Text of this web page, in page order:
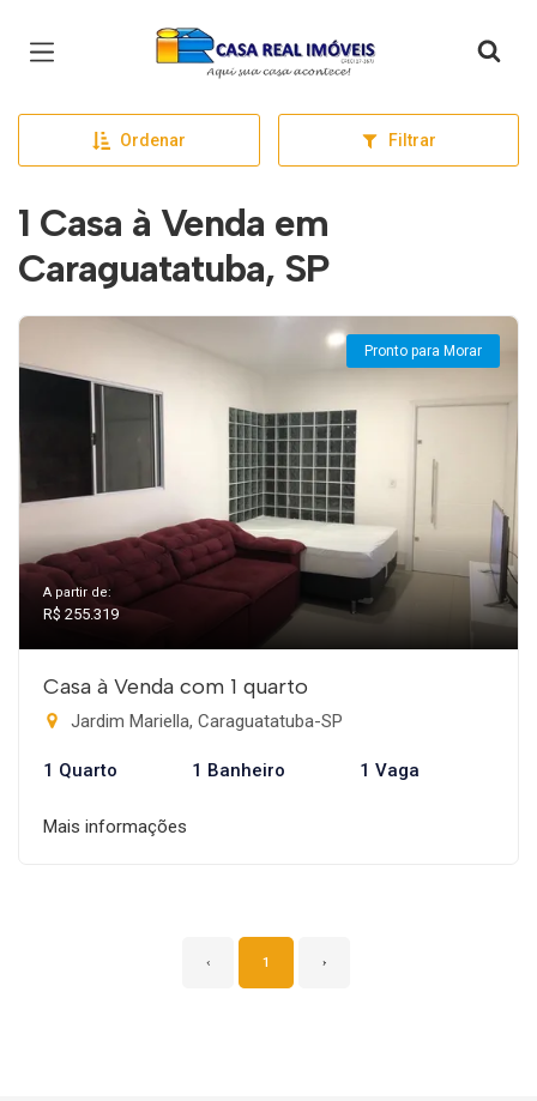
Página inicial
Ordenar Filtrar
1 Casa à Venda em
Caraguatatuba, SP
Pronto para Morar
A partir de:
R$ 255.319
Casa à Venda com 1 quarto
Jardim Mariella, Caraguatatuba-SP
1 Quarto 1 Banheiro 1 Vaga
Mais informações
‹ 1 ›